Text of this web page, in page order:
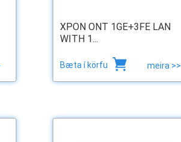
XPON ONT 1GE+3FE LAN
WITH 1...
Bæta í körfu meira >>